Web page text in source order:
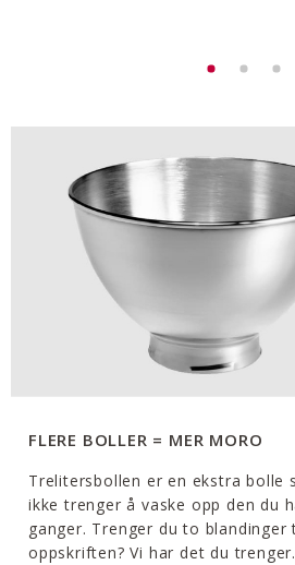
FLERE BOLLER = MER MORO
Trelitersbollen er en ekstra bolle
ikke trenger å vaske opp den du
ganger. Trenger du to blandinger
oppskriften? Vi har det du trenger.